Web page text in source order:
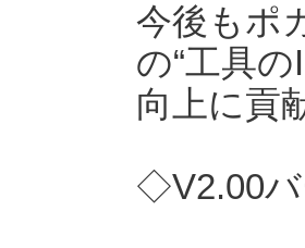
今後もポ
の“工具
向上に貢
◇V2.00バ